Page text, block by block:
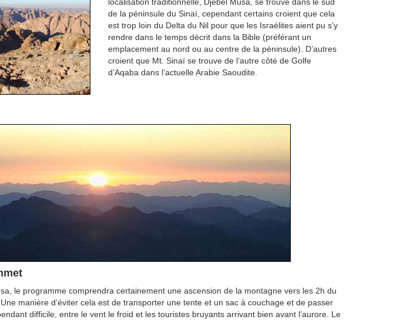
de la péninsule du Sinaï, cependant certains croient que cela
est trop loin du Delta du Nil pour que les Israélites aient pu s’y
rendre dans le temps décrit dans la Bible (préférant un
emplacement au nord ou au centre de la péninsule). D’autres
croient que Mt. Sinaï se trouve de l’autre côté de Golfe
d’Aqaba dans l’actuelle Arabie Saoudite.
le programme comprendra certainement une ascension de la montagne vers les 2h du
manière d’éviter cela est de transporter une tente et un sac à couchage et de passer
difficile, entre le vent le froid et les touristes bruyants arrivant bien avant l’aurore. Le